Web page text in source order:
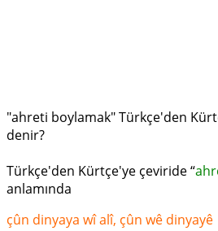
"ahreti boylamak" Türkçe'den
denir?
Türkçe'den Kürtçe'ye çeviride “
anlamında
çûn dinyaya wî alî, çûn wê dinyayê